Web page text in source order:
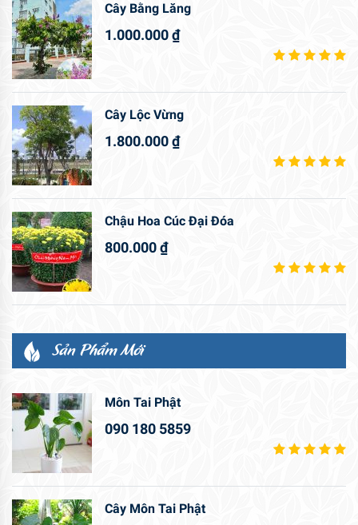
Cây Bằng Lăng
1.000.000₫
Cây Lộc Vừng
1.800.000₫
Chậu Hoa Cúc Đại Đóa
800.000₫
Sản Phẩm Mới
Môn Tai Phật
090 180 5859
Cây Môn Tai Phật